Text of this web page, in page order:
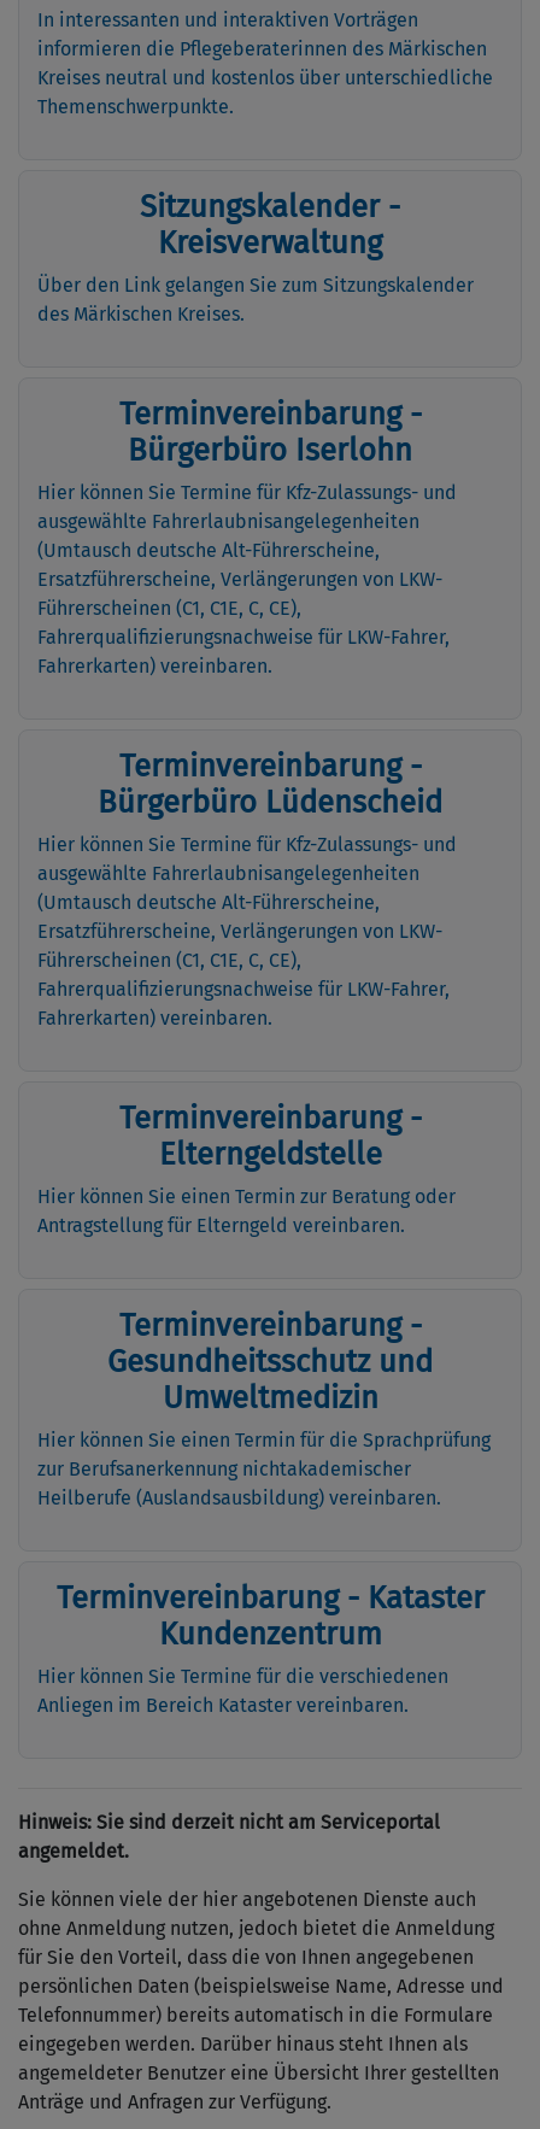
In interessanten und interaktiven Vorträgen
informieren die Pflegeberaterinnen des Märkischen
Kreises neutral und kostenlos über unterschiedliche
Themenschwerpunkte.
Sitzungskalender -
Kreisverwaltung
Über den Link gelangen Sie zum Sitzungskalender
des Märkischen Kreises.
Terminvereinbarung -
Bürgerbüro Iserlohn
Hier können Sie Termine für Kfz-Zulassungs- und
ausgewählte Fahrerlaubnisangelegenheiten
(Umtausch deutsche Alt-Führerscheine,
Ersatzführerscheine, Verlängerungen von LKW-
Führerscheinen (C1, C1E, C, CE),
Fahrerqualifizierungsnachweise für LKW-Fahrer,
Fahrerkarten) vereinbaren.
Terminvereinbarung -
Bürgerbüro Lüdenscheid
Hier können Sie Termine für Kfz-Zulassungs- und
ausgewählte Fahrerlaubnisangelegenheiten
(Umtausch deutsche Alt-Führerscheine,
Ersatzführerscheine, Verlängerungen von LKW-
Führerscheinen (C1, C1E, C, CE),
Fahrerqualifizierungsnachweise für LKW-Fahrer,
Fahrerkarten) vereinbaren.
Terminvereinbarung -
Elterngeldstelle
Hier können Sie einen Termin zur Beratung oder
Antragstellung für Elterngeld vereinbaren.
Terminvereinbarung -
Gesundheitsschutz und
Umweltmedizin
Hier können Sie einen Termin für die Sprachprüfung
zur Berufsanerkennung nichtakademischer
Heilberufe (Auslandsausbildung) vereinbaren.
Terminvereinbarung - Kataster
Kundenzentrum
Hier können Sie Termine für die verschiedenen
Anliegen im Bereich Kataster vereinbaren.
Hinweis: Sie sind derzeit nicht am Serviceportal
angemeldet.
Sie können viele der hier angebotenen Dienste auch
ohne Anmeldung nutzen, jedoch bietet die Anmeldung
für Sie den Vorteil, dass die von Ihnen angegebenen
persönlichen Daten (beispielsweise Name, Adresse und
Telefonnummer) bereits automatisch in die Formulare
eingegeben werden. Darüber hinaus steht Ihnen als
angemeldeter Benutzer eine Übersicht Ihrer gestellten
Anträge und Anfragen zur Verfügung.